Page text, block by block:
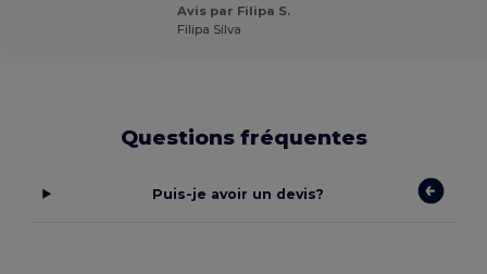
Avis par Filipa S.
Filipa Silva
Questions fréquentes
Puis-je avoir un devis?